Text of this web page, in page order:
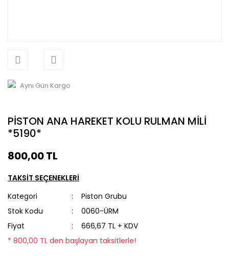
Aynı Gün Kargo
PİSTON ANA HAREKET KOLU RULMAN MİLİ
*5190*
800,00 TL
TAKSİT SEÇENEKLERİ
Kategori
Piston Grubu
Stok Kodu
0060-ÜRM
Fiyat
666,67 TL + KDV
* 800,00 TL den başlayan taksitlerle!